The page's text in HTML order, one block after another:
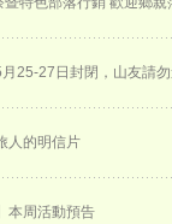
25-27日封閉，山友請
人的明信片
本周活動預告